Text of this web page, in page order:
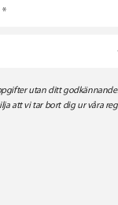
utan ditt
att vi tar bort dig ur våra